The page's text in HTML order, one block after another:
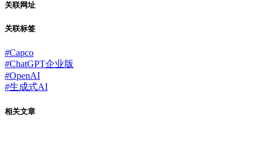
关联网址
关联标签
#Capco
#ChatGPT企业版
#OpenAI
#生成式AI
相关文章